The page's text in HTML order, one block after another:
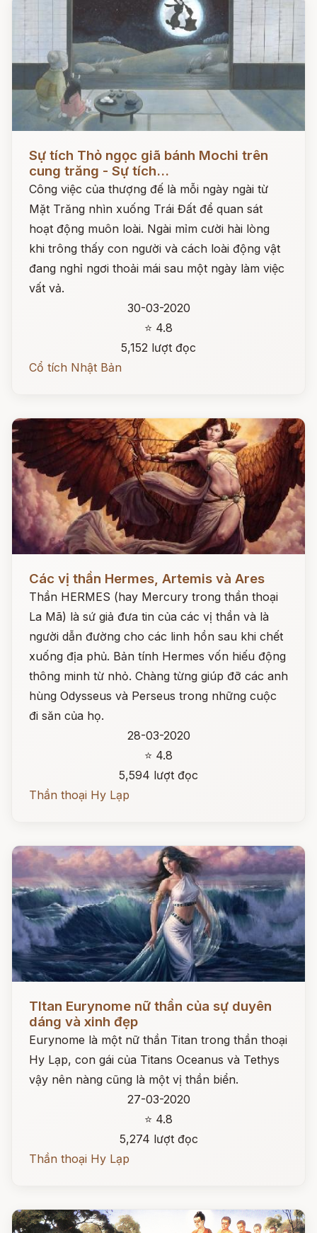
Sự tích Thỏ ngọc giã bánh Mochi trên
cung trăng - Sự tích...
Công việc của thượng đế là mỗi ngày ngài từ
Mặt Trăng nhìn xuống Trái Đất để quan sát
hoạt động muôn loài. Ngài mỉm cười hài lòng
khi trông thấy con người và cách loài động vật
đang nghỉ ngơi thoải mái sau một ngày làm việc
vất vả.
30-03-2020
⭐ 4.8
5,152 lượt đọc
Cổ tích Nhật Bản
Các vị thần Hermes, Artemis và Ares
Thần HERMES (hay Mercury trong thần thoại
La Mã) là sứ giả đưa tin của các vị thần và là
người dẫn đường cho các linh hồn sau khi chết
xuống địa phủ. Bản tính Hermes vốn hiếu động
thông minh từ nhỏ. Chàng từng giúp đỡ các anh
hùng Odysseus và Perseus trong những cuộc
đi săn của họ.
28-03-2020
⭐ 4.8
5,594 lượt đọc
Thần thoại Hy Lạp
TItan Eurynome nữ thần của sự duyên
dáng và xinh đẹp
Eurynome là một nữ thần Titan trong thần thoại
Hy Lạp, con gái của Titans Oceanus và Tethys
vậy nên nàng cũng là một vị thần biển.
27-03-2020
⭐ 4.8
5,274 lượt đọc
Thần thoại Hy Lạp